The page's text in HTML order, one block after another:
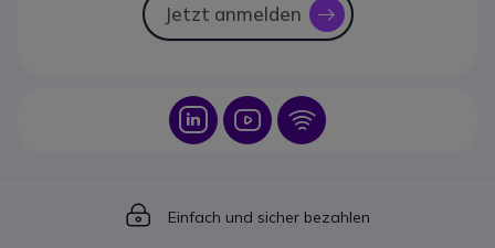
Jetzt anmelden icon
Icon Icon Icon
Icon
Einfach und sicher bezahlen